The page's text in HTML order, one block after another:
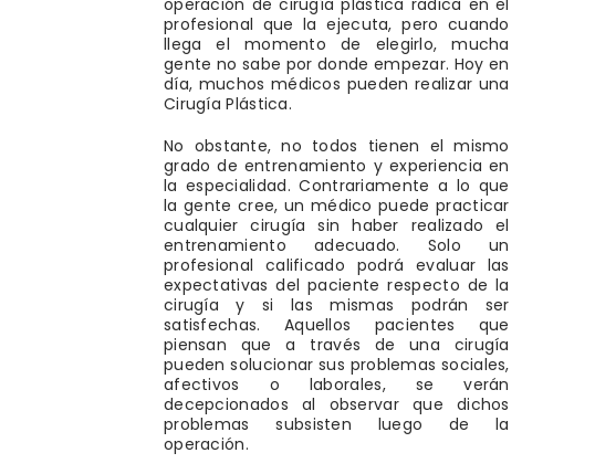
operación de cirugía plástica radica en el
profesional que la ejecuta, pero cuando
llega el momento de elegirlo, mucha
gente no sabe por donde empezar. Hoy en
día, muchos médicos pueden realizar una
Cirugía Plástica.
No obstante, no todos tienen el mismo
grado de entrenamiento y experiencia en
la especialidad. Contrariamente a lo que
la gente cree, un médico puede practicar
cualquier cirugía sin haber realizado el
entrenamiento adecuado. Solo un
profesional calificado podrá evaluar las
expectativas del paciente respecto de la
cirugía y si las mismas podrán ser
satisfechas. Aquellos pacientes que
piensan que a través de una cirugía
pueden solucionar sus problemas sociales,
afectivos o laborales, se verán
decepcionados al observar que dichos
problemas subsisten luego de la
operación.